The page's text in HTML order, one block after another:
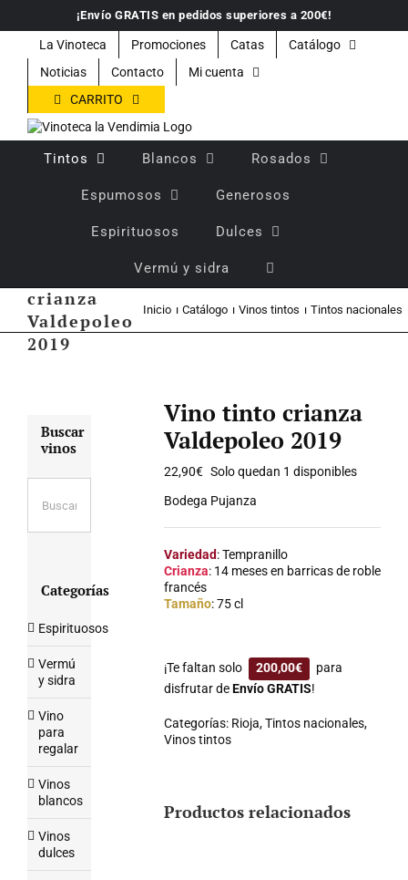
contenido
¡Envío GRATIS en pedidos superiores a 200€!
La Vinoteca Promociones Catas
Catálogo
Noticias
Contacto
Mi cuenta
CARRITO
Tintos Blancos Rosados
Espumosos Generosos
Espirituosos Dulces
Vermú y sidra
crianza
Valdepoleo
2019
Inicio Catálogo Vinos tintos Tintos nacionales
Vino tinto crianza
Valdepoleo 2019
22,90€ Solo quedan 1 disponibles
Bodega Pujanza
Variedad: Tempranillo
Crianza: 14 meses en barricas de roble
francés
Tamaño: 75 cl
¡Te faltan solo 200,00€
para
disfrutar deEnvío GRATIS!
Categorías: Rioja,Tintos nacionales,
Vinos tintos
Productos relacionados
Buscar
vinos
Categorías
Espirituosos
Vermú
y sidra
Vino
para
regalar
Vinos
blancos
Vinos
dulces